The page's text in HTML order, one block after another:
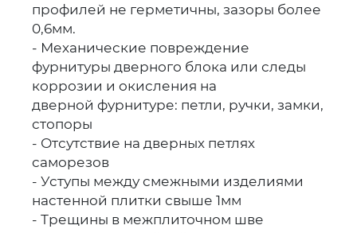
профилей не герметичны, зазоры более
0,6мм.
- Механические повреждение
фурнитуры дверного блока или следы
коррозии и окисления на
дверной фурнитуре: петли, ручки, замки,
стопоры
- Отсутствие на дверных петлях
саморезов
- Уступы между смежными изделиями
настенной плитки свыше 1мм
- Трещины в межплиточном шве